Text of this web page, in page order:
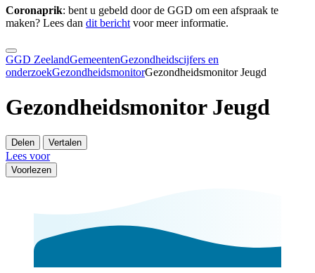
Coronaprik: bent u gebeld door de GGD om een afspraak te
maken? Lees dan dit berichtvoor meer informatie.
GGD ZeelandGemeentenGezondheidscijfers en
onderzoekGezondheidsmonitorGezondheidsmonitor Jeugd
Gezondheidsmonitor Jeugd
Delen Vertalen
Lees voor
Voorlezen